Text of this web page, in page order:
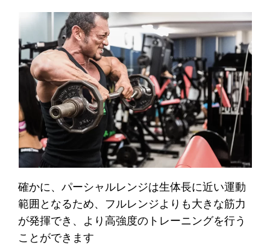
確かに、パーシャルレンジは生体長に近い運動
範囲となるため、フルレンジよりも大きな筋力
が発揮でき、より高強度のトレーニングを行う
ことができます